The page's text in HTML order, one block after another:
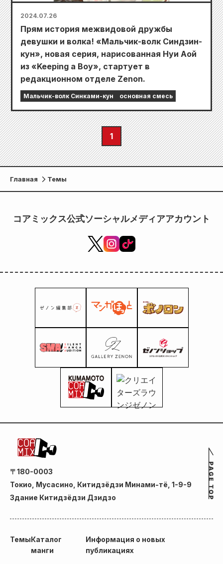
2024.07.26
Прям история межвидовой дружбы
девушки и волка! «Мальчик-волк Синдзин-
кун», новая серия, нарисованная Нуи Аой
из «Keeping a Boy», стартует в
редакционном отделе Zenon.
Мальчик-волк Синками-кун основная смесь
1
Главная Темы
コアミックス公式ソーシャルメディアアカウント
〒180-0003
Токио, Мусасино, Китидзёдзи Минами-тё, 1-9-9
Здание Китидзёдзи Дзидзо
ТемыКаталог
манги
Информация о новых
публикациях